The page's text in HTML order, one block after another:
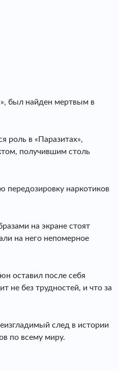
был найден мертвым в
роль в «Паразитах»,
получившим столь
передозировку наркотиков
на экране стоят
на него непомерное
оставил после себя
не без трудностей, и что за
след в истории
по всему миру.